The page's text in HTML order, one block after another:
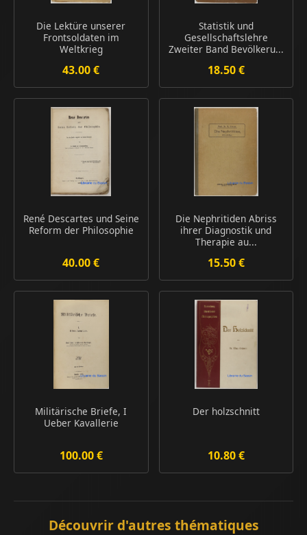
Die Lektüre unserer
Frontsoldaten im
Weltkrieg
43.00 €
Statistik und
Gesellschaftslehre
Zweiter Band Bevölkeru...
18.50 €
René Descartes und Seine
Reform der Philosophie
40.00 €
Die Nephritiden Abriss
ihrer Diagnostik und
Therapie au...
15.50 €
Militärische Briefe, I
Ueber Kavallerie
100.00 €
Der holzschnitt
10.80 €
Découvrir d'autres thématiques